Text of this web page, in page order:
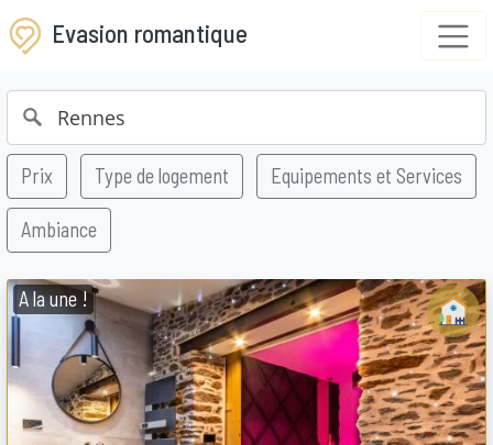
Evasion romantique
Prix Type de logement Equipements et Services
Ambiance
A la une !